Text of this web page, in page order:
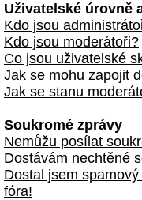
Uživatelské úrovně
Kdo jsou
Kdo jsou moderátoři?
Co jsou uživatelské
Jak se mohu zapojit
Jak se stanu
Soukromé zprávy
Nemůžu posílat
Dostávám nechtěné
Dostal jsem
fóra!